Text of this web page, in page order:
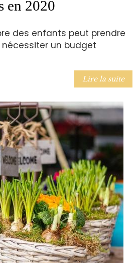
en 2020
des enfants peut prendre
un budget
Lire la suite